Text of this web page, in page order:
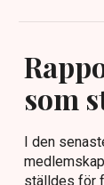
som
I den
ställdes för